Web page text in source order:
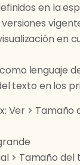
en la
en
lenguaje
texto en los
Ver > Tamaño
> Tamaño del